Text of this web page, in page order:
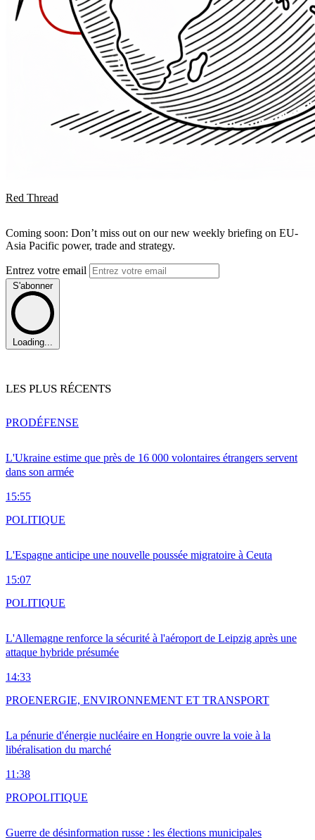
Red Thread
Coming soon: Don’t miss out on our new weekly briefing on EU-
Asia Pacific power, trade and strategy.
Entrez votre email
S'abonner
Loading...
LES PLUS RÉCENTS
L'Ukraine estime que près de 16 000 volontaires étrangers servent
dans son armée
15:55
PRODÉFENSE
L'Espagne anticipe une nouvelle poussée migratoire à Ceuta
15:07
POLITIQUE
L'Allemagne renforce la sécurité à l'aéroport de Leipzig après une
attaque hybride présumée
14:33
POLITIQUE
La pénurie d'énergie nucléaire en Hongrie ouvre la voie à la
libéralisation du marché
11:38
PROENERGIE, ENVIRONNEMENT ET TRANSPORT
Guerre de désinformation russe : les élections municipales
PROPOLITIQUE